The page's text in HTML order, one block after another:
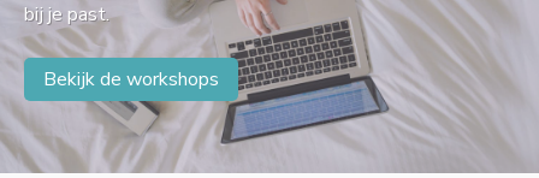
bij je past.
Bekijk de workshops